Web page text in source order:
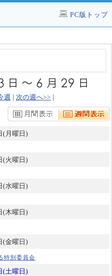
PC版トップ
週 | 次の週へ>> |
(月曜日)
(火曜日)
(水曜日)
(木曜日)
(金曜日)
特別委員会
(土曜日)